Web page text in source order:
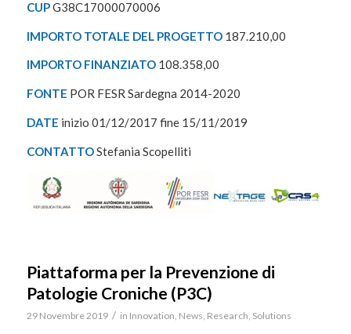
CUPG38C17000070006
IMPORTO TOTALE DEL PROGETTO187.210,00
IMPORTO FINANZIATO108.358,00
FONTE POR FESR Sardegna 2014-2020
DATE inizio 01/12/2017 fine 15/11/2019
CONTATTOStefania Scopelliti
Piattaforma per la Prevenzione di
Patologie Croniche (P3C)
29 Novembre 2019 / in Innovation News Research Solutions